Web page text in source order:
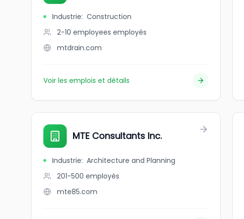
Industrie: Construction
2-10 employees employés
mtdrain.com
Voir les emplois et détails
MTE Consultants Inc.
Industrie: Architecture and Planning
201-500 employés
mte85.com